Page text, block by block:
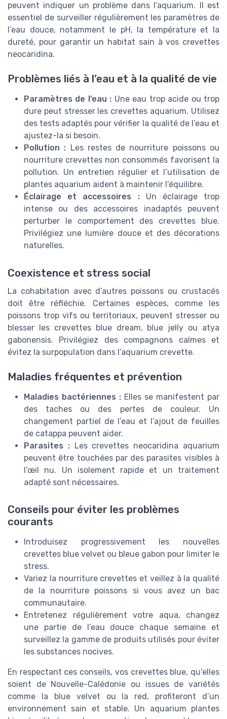
peuvent indiquer un problème dans l’aquarium. Il est
essentiel de surveiller régulièrement les paramètres de
l’eau douce, notamment le pH, la température et la
dureté, pour garantir un habitat sain à vos crevettes
neocaridina.
Problèmes liés à l’eau et à la qualité de vie
Paramètres de l’eau : Une eau trop acide ou trop
dure peut stresser les crevettes aquarium. Utilisez
des tests adaptés pour vérifier la qualité de l’eau et
ajustez-la si besoin.
Pollution : Les restes de nourriture poissons ou
nourriture crevettes non consommés favorisent la
pollution. Un entretien régulier et l’utilisation de
plantes aquarium aident à maintenir l’équilibre.
Éclairage et accessoires :Un éclairage trop
intense ou des accessoires inadaptés peuvent
perturber le comportement des crevettes blue.
Privilégiez une lumière douce et des décorations
naturelles.
Coexistence et stress social
La cohabitation avec d’autres poissons ou crustacés
doit être réfléchie. Certaines espèces, comme les
poissons trop vifs ou territoriaux, peuvent stresser ou
blesser les crevettes blue dream, blue jelly ou atya
gabonensis. Privilégiez des compagnons calmes et
évitez la surpopulation dans l’aquarium crevette.
Maladies fréquentes et prévention
Maladies bactériennes : Elles se manifestent par
des taches ou des pertes de couleur. Un
changement partiel de l’eau et l’ajout de feuilles
de catappa peuvent aider.
Parasites :Les crevettes neocaridina aquarium
peuvent être touchées par des parasites visibles à
l’œil nu. Un isolement rapide et un traitement
adapté sont nécessaires.
Conseils pour éviter les problèmes
courants
Introduisez progressivement les nouvelles
crevettes blue velvet ou bleue gabon pour limiter le
stress.
Variez la nourriture crevettes et veillez à la qualité
de la nourriture poissons si vous avez un bac
communautaire.
Entretenez régulièrement votre aqua, changez
une partie de l’eau douce chaque semaine et
surveillez la gamme de produits utilisés pour éviter
les substances nocives.
En respectant ces conseils, vos crevettes blue, qu’elles
soient de Nouvelle-Calédonie ou issues de variétés
comme la blue velvet ou la red, profiteront d’un
environnement sain et stable. Un aquarium plantes